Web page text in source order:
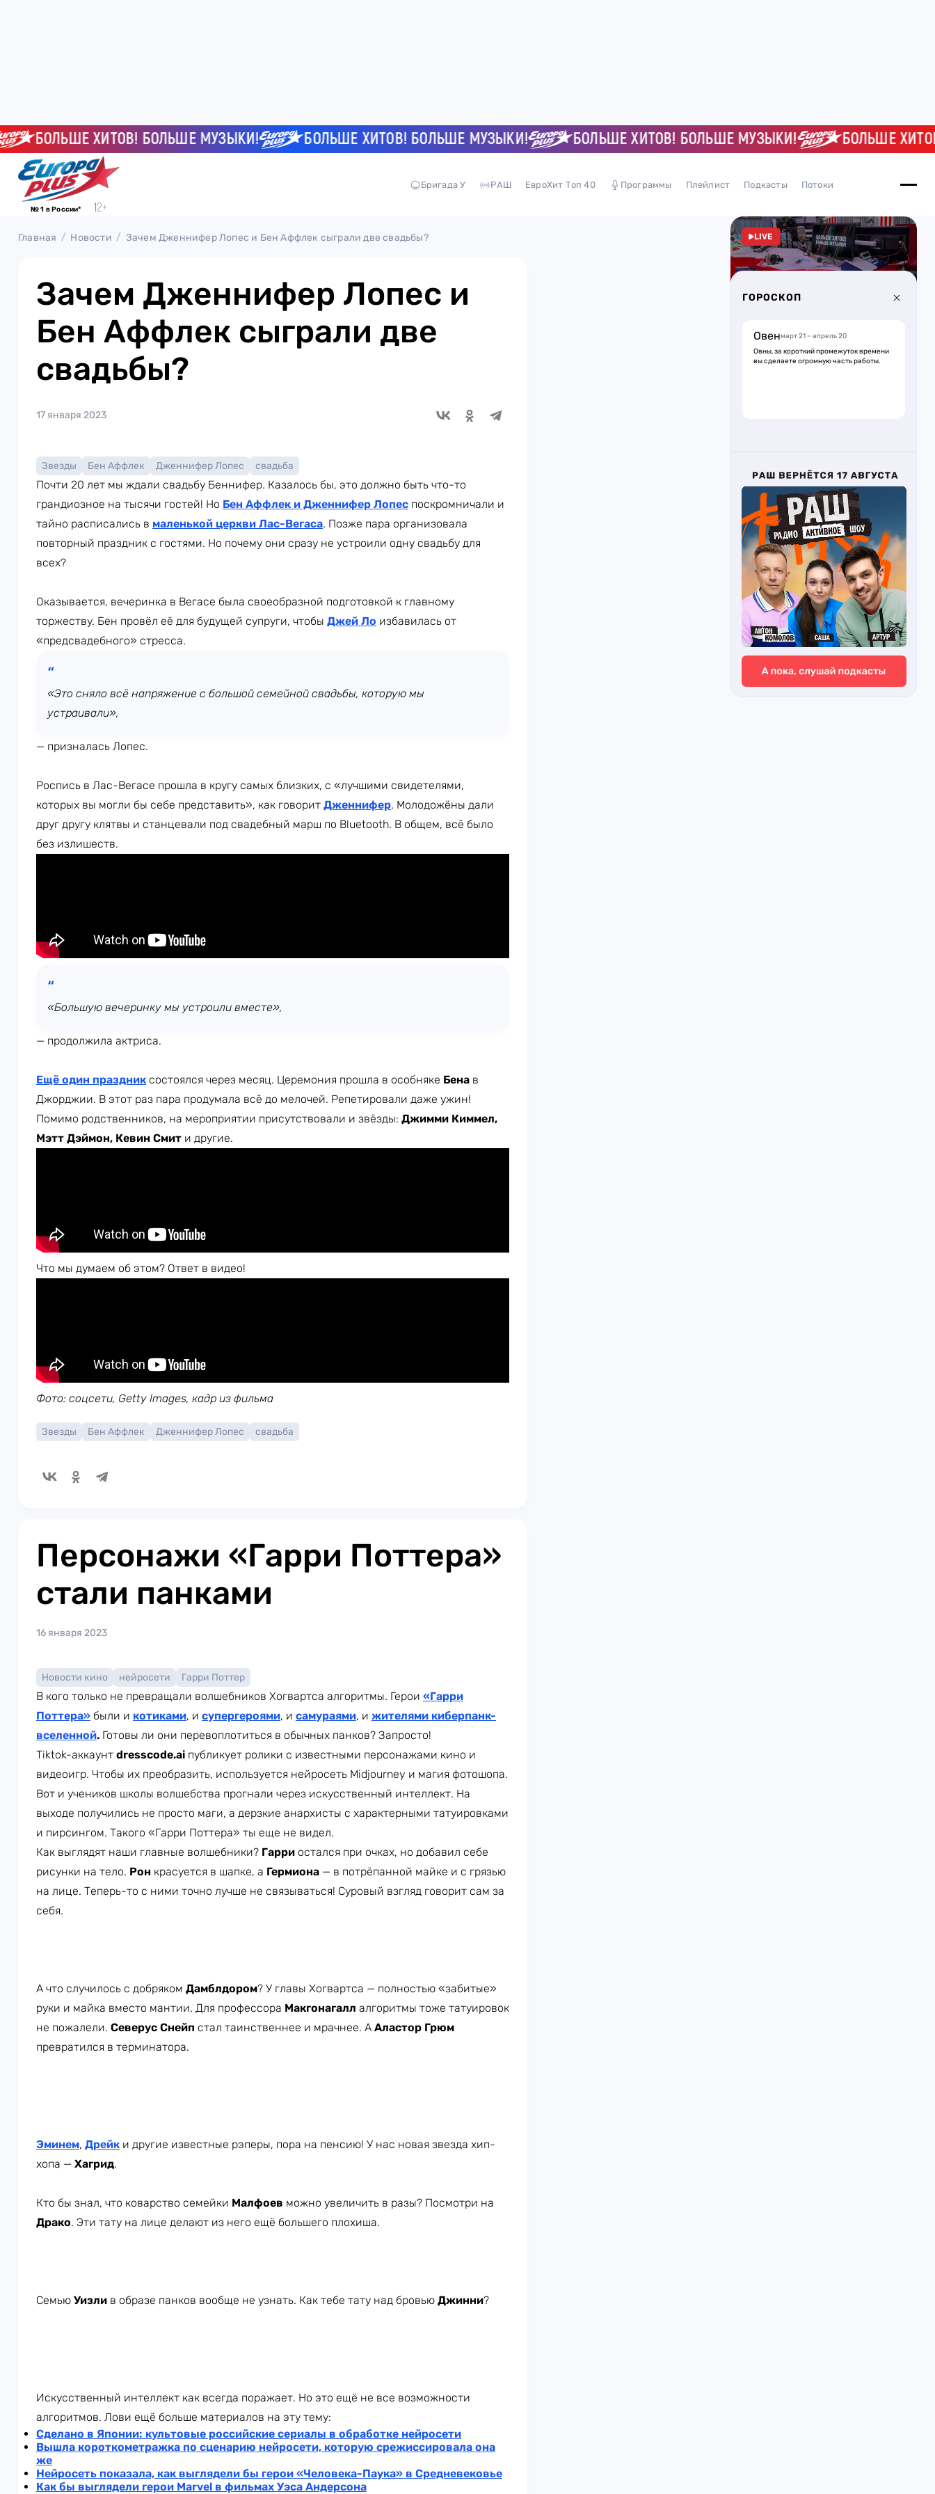
БОЛЬШЕ ХИТОВ! БОЛЬШЕ МУЗЫКИ! БОЛЬШЕ ХИТОВ! БОЛЬШЕ МУЗЫКИ! БОЛЬШЕ ХИТОВ! БОЛЬШЕ МУЗЫКИ! БОЛЬШЕ ХИТОВ!
№ 1 в России*
Бригада У РАШ ЕвроХит Топ 40 Программы Плейлист Подкасты Потоки
Главная Новости Зачем Дженнифер Лопес и Бен Аффлек сыграли две свадьбы?
Зачем Дженнифер Лопес и
Бен Аффлек сыграли две
свадьбы?
17 января 2023
Звезды Бен Аффлек Дженнифер Лопес свадьба
Почти 20 лет мы ждали свадьбу Беннифер. Казалось бы, это должно быть что-то
грандиозное на тысячи гостей! Но Бен Аффлек и Дженнифер Лопес поскромничали и
тайно расписались в маленькой церкви Лас-Вегаса. Позже пара организовала
повторный праздник с гостями. Но почему они сразу не устроили одну свадьбу для
всех?
Оказывается, вечеринка в Вегасе была своеобразной подготовкой к главному
торжеству. Бен провёл её для будущей супруги, чтобы Джей Ло избавилась от
«предсвадебного» стресса.
«Это сняло всё напряжение с большой семейной свадьбы, которую мы
устраивали»,
— призналась Лопес.
Роспись в Лас-Вегасе прошла в кругу самых близких, с «лучшими свидетелями,
которых вы могли бы себе представить», как говорит Дженнифер. Молодожёны дали
друг другу клятвы и станцевали под свадебный марш по Bluetooth. В общем, всё было
без излишеств.
«Большую вечеринку мы устроили вместе»,
— продолжила актриса.
Ещё один праздник состоялся через месяц. Церемония прошла в особняке Бена в
Джорджии. В этот раз пара продумала всё до мелочей. Репетировали даже ужин!
Помимо родственников, на мероприятии присутствовали и звёзды: Джимми Киммел,
Мэтт Дэймон, Кевин Смит и другие.
Что мы думаем об этом? Ответ в видео!
Фото: соцсети, Getty Images, кадр из фильма
Звезды Бен Аффлек Дженнифер Лопес свадьба
Персонажи «Гарри Поттера»
стали панками
16 января 2023
Новости кино нейросети Гарри Поттер
В кого только не превращали волшебников Хогвартса алгоритмы. Герои «Гарри
Поттера» были и котиками, и супергероями, и самураями, и жителями киберпанк-
вселенной. Готовы ли они перевоплотиться в обычных панков? Запросто!
Tiktok-аккаунт dresscode.ai публикует ролики с известными персонажами кино и
видеоигр. Чтобы их преобразить, используется нейросеть Midjourney и магия фотошопа.
Вот и учеников школы волшебства прогнали через искусственный интеллект. На
выходе получились не просто маги, а дерзкие анархисты с характерными татуировками
и пирсингом. Такого «Гарри Поттера» ты еще не видел.
Как выглядят наши главные волшебники? Гарри остался при очках, но добавил себе
рисунки на тело. Рон красуется в шапке, а Гермиона — в потрёпанной майке и с грязью
на лице. Теперь-то с ними точно лучше не связываться! Суровый взгляд говорит сам за
себя.
А что случилось с добряком Дамблдором? У главы Хогвартса — полностью «забитые»
руки и майка вместо мантии. Для профессора Макгонагалл алгоритмы тоже татуировок
не пожалели. Северус Снейп стал таинственнее и мрачнее. А Аластор Грюм
превратился в терминатора.
Эминем, Дрейк и другие известные рэперы, пора на пенсию! У нас новая звезда хип-
хопа — Хагрид.
Кто бы знал, что коварство семейки Малфоев можно увеличить в разы? Посмотри на
Драко. Эти тату на лице делают из него ещё большего плохиша.
Семью Уизли в образе панков вообще не узнать. Как тебе тату над бровью Джинни?
Искусственный интеллект как всегда поражает. Но это ещё не все возможности
алгоритмов. Лови ещё больше материалов на эту тему:
Сделано в Японии: культовые российские сериалы в обработке нейросети
Вышла короткометражка по сценарию нейросети, которую срежиссировала она
же
Нейросеть показала, как выглядели бы герои «Человека-Паука» в Средневековье
Как бы выглядели герои Marvel в фильмах Уэса Андерсона
LIVE
ГОРОСКОП
Овенмарт 21 – апрель 20
Овны, за короткий промежуток времени
вы сделаете огромную часть работы.